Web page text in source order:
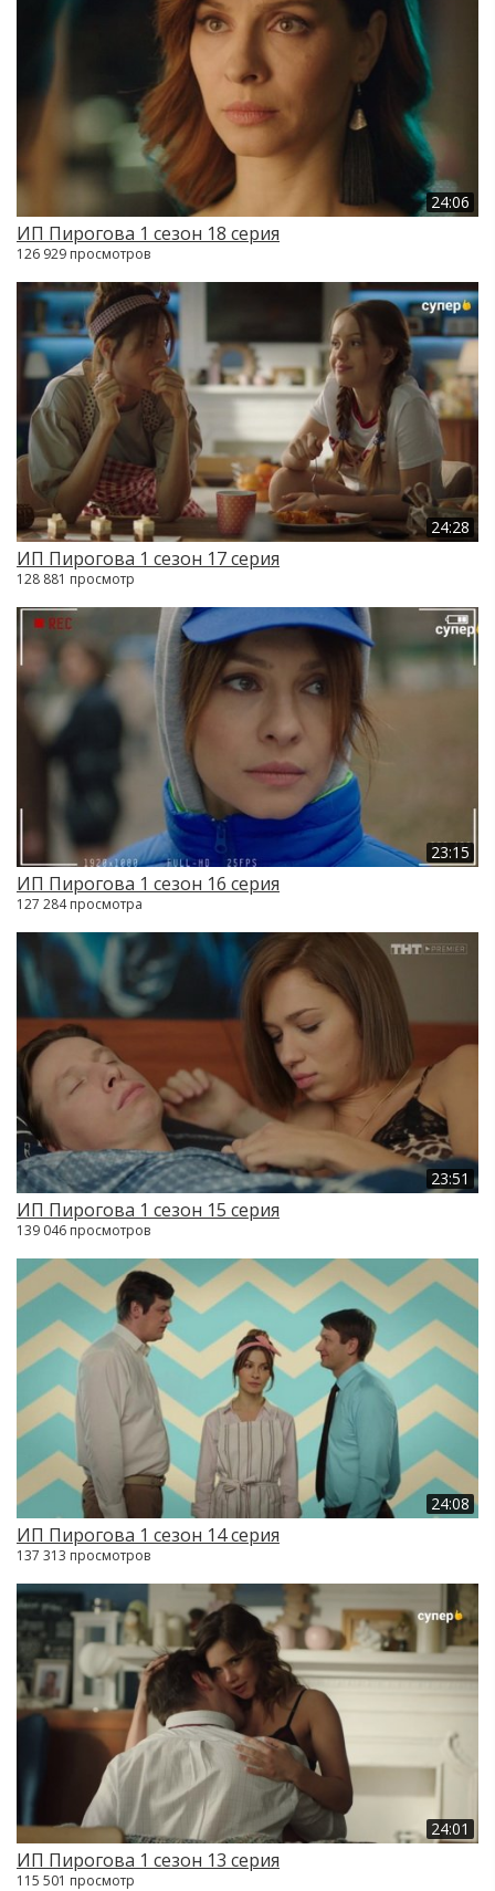
24:06
ИП Пирогова 1 сезон 18 серия
126 929 просмотров
24:28
ИП Пирогова 1 сезон 17 серия
128 881 просмотр
23:15
ИП Пирогова 1 сезон 16 серия
127 284 просмотра
23:51
ИП Пирогова 1 сезон 15 серия
139 046 просмотров
24:08
ИП Пирогова 1 сезон 14 серия
137 313 просмотров
24:01
ИП Пирогова 1 сезон 13 серия
115 501 просмотр